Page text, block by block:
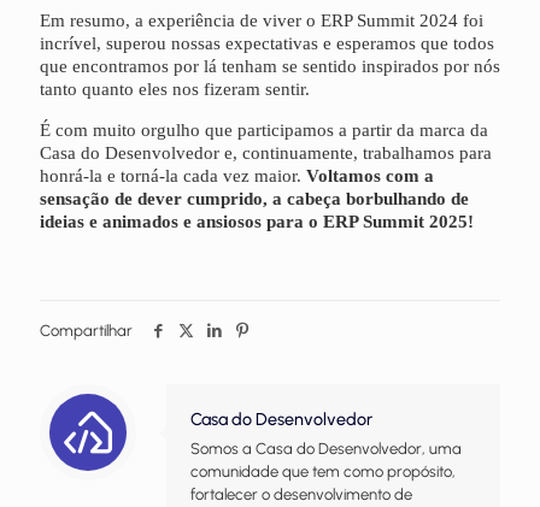
Em resumo, a experiência de viver o ERP Summit 2024 foi
incrível, superou nossas expectativas e esperamos que todos
que encontramos por lá tenham se sentido inspirados por nós
tanto quanto eles nos fizeram sentir.
É com muito orgulho que participamos a partir da marca da
Casa do Desenvolvedor e, continuamente, trabalhamos para
honrá-la e torná-la cada vez maior. Voltamos com a
sensação de dever cumprido, a cabeça borbulhando de
ideias e animados e ansiosos para o ERP Summit 2025!
Compartilhar
Casa do Desenvolvedor
Somos a Casa do Desenvolvedor, uma
comunidade que tem como propósito,
fortalecer o desenvolvimento de